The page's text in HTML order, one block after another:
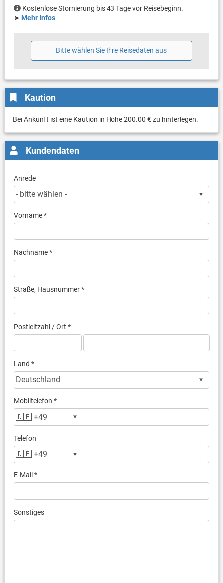
Kostenlose Stornierung bis 43 Tage vor Reisebeginn.
➤ Mehr Infos
Bitte wählen Sie Ihre Reisedaten aus
Kaution
Bei Ankunft ist eine Kaution in Höhe 200.00 € zu hinterlegen.
Kundendaten
Anrede
Vorname *
Nachname *
Straße, Hausnummer *
Postleitzahl / Ort *
Land *
Mobiltelefon *
Telefon
E-Mail *
Sonstiges